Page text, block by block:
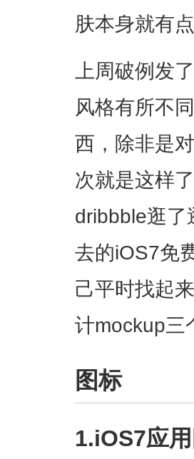
肤本身就有
上周破例发
风格有所不
西，除非是
次就是这样
dribbble逛了
去的iOS7免
己平时找起
计mockup三
图标
1.iOS7应